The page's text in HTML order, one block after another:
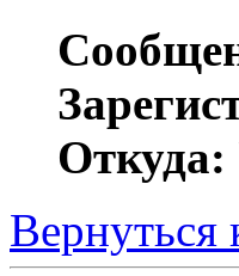
Откуда:
Вернуться